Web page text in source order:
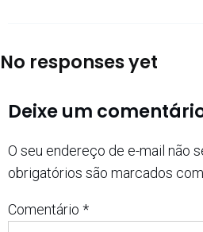
No responses yet
Deixe um
O seu endereço de e-mail não
obrigatórios são marcados com
Comentário *